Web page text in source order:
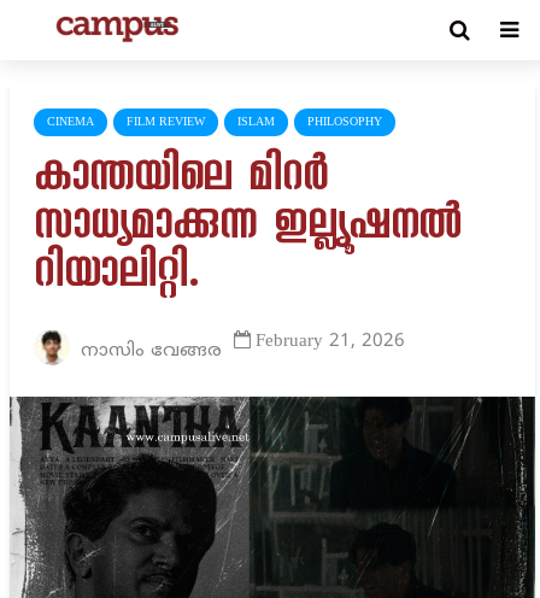
CINEMA FILM REVIEW ISLAM PHILOSOPHY
കാന്തയിലെ മിറർ
സാധ്യമാക്കുന്ന ഇല്ല്യൂഷനൽ
റിയാലിറ്റി.
നാസിം വേങ്ങര February 21, 2026